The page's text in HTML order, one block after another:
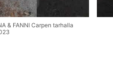
& FANNI Carpen tarhalla